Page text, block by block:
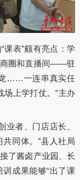
课表”颇有亮点：学
商圈和直播间——驻
龙……一连串真实任
场上学打仗。”主办
业者、门店店长、
同体。”县人社局
了酱卤产业园、长
成果能够“出了课